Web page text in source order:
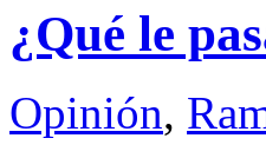
¿Qué le
Opinión,